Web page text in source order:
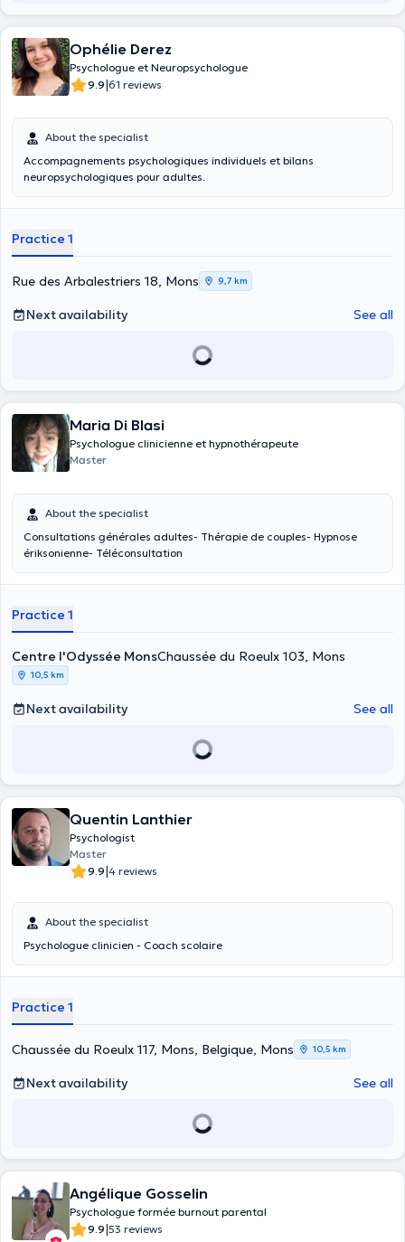
Ophélie Derez
Psychologue et Neuropsychologue
9.9|61 reviews
About the specialist
Accompagnements psychologiques individuels et bilans
neuropsychologiques pour adultes.
Practice 1
Rue des Arbalestriers 18, Mons 9,7 km
Next availability See all
Maria Di Blasi
Psychologue clinicienne et hypnothérapeute
Master
About the specialist
Consultations générales adultes- Thérapie de couples- Hypnose
ériksonienne- Téléconsultation
Practice 1
Centre l'Odyssée MonsChaussée du Roeulx 103, Mons
10,5 km
Next availability See all
Quentin Lanthier
Psychologist
Master
9.9|4 reviews
About the specialist
Psychologue clinicien - Coach scolaire
Practice 1
Chaussée du Roeulx 117, Mons, Belgique, Mons 10,5 km
Next availability See all
Angélique Gosselin
Psychologue formée burnout parental
9.9|53 reviews